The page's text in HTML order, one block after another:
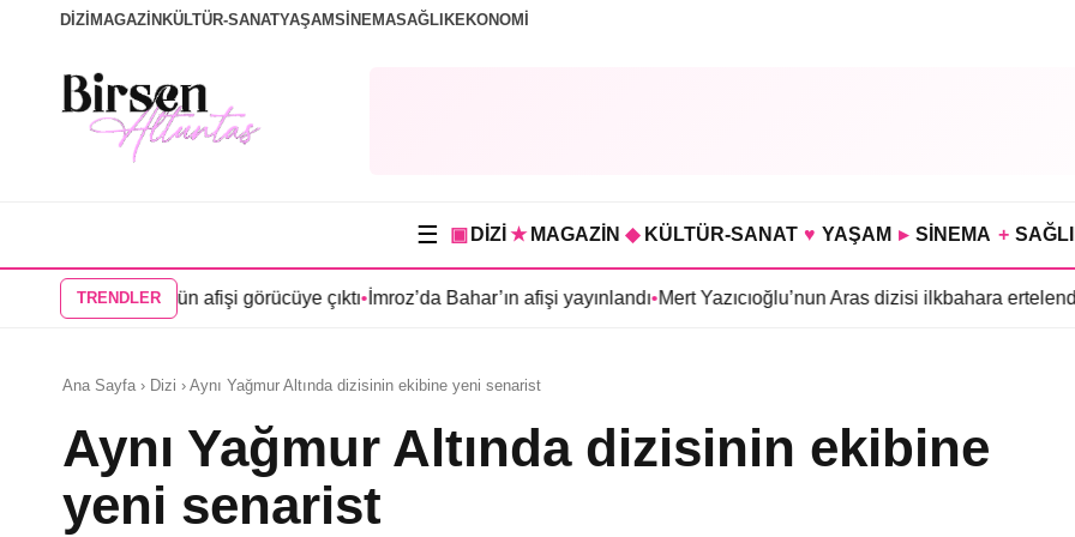
DİZİ MAGAZİN KÜLTÜR-SANATYAŞAMSİNEMASAĞLIKEKONOMİ
☰ ▣ DİZİ ★ MAGAZİN ◆ KÜLTÜR-SANAT ♥ YAŞAM ▸ SİNEMA +
TRENDLER
Köşk”ün afişi görücüye çıktı•İmroz’da Bahar’ın afişi yayınlandı•Mert Yazıcıoğlu’nun Aras dizisi ilkbahara ertelendi•Gökhan
Ana Sayfa › Dizi › Aynı Yağmur Altında dizisinin ekibine yeni senarist
Aynı Yağmur Altında dizisinin ekibine
yeni senarist